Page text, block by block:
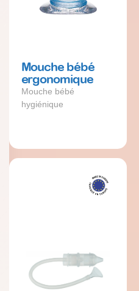
Mouche bébé
ergonomique
Mouche bébé
hygiénique